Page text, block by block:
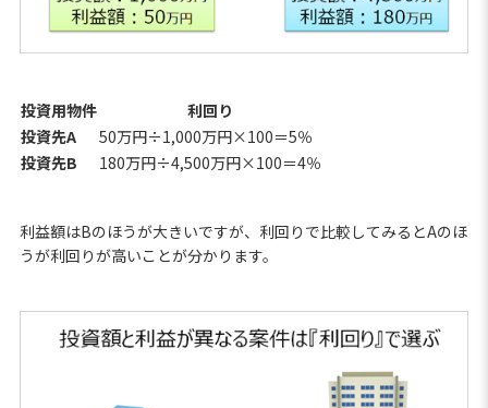
投資用物件
利回り
投資先A
50万円÷1,000万円×100＝5％
投資先B
180万円÷4,500万円×100＝4％
利益額はBのほうが大きいですが、利回りで比較してみるとAのほ
うが利回りが高いことが分かります。